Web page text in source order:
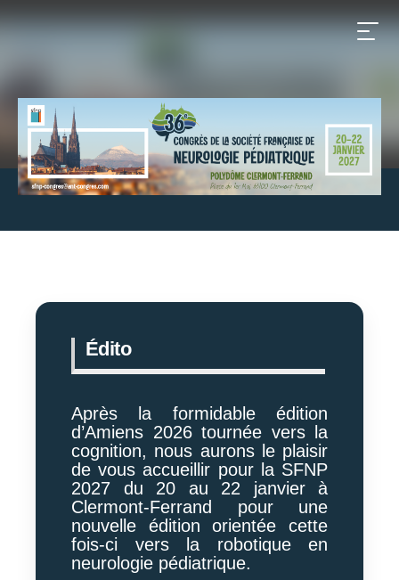
Édito
Après la formidable édition
d’Amiens 2026 tournée vers la
cognition, nous aurons le plaisir
de vous accueillir pour la SFNP
2027 du 20 au 22 janvier à
Clermont-Ferrand pour une
nouvelle édition orientée cette
fois-ci vers la robotique en
neurologie pédiatrique.